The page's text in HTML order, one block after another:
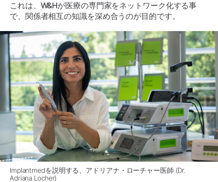
これは、W&Hが医療の専門家をネットワーク化する事
で、関係者相互の知識を深め合うのが目的です。
Implantmedを説明する、アドリアナ・ローチャー医師 (Dr.
Adriana Locher)